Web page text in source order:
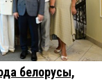
белорусы,